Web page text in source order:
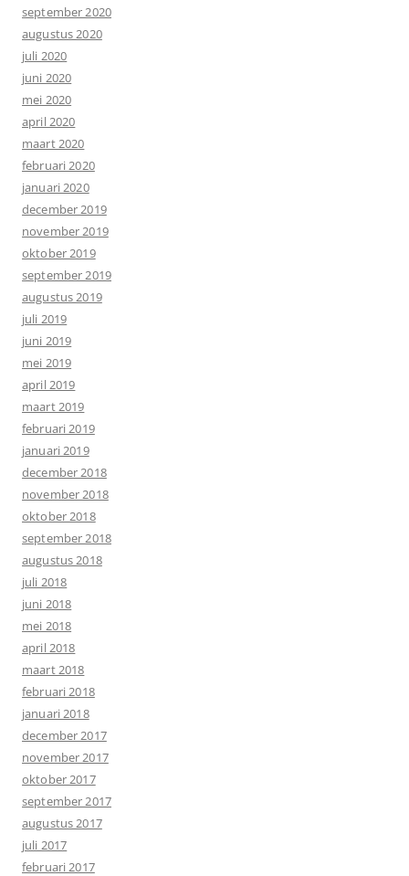
september 2020
augustus 2020
juli 2020
juni 2020
mei 2020
april 2020
maart 2020
februari 2020
januari 2020
december 2019
november 2019
oktober 2019
september 2019
augustus 2019
juli 2019
juni 2019
mei 2019
april 2019
maart 2019
februari 2019
januari 2019
december 2018
november 2018
oktober 2018
september 2018
augustus 2018
juli 2018
juni 2018
mei 2018
april 2018
maart 2018
februari 2018
januari 2018
december 2017
november 2017
oktober 2017
september 2017
augustus 2017
juli 2017
februari 2017